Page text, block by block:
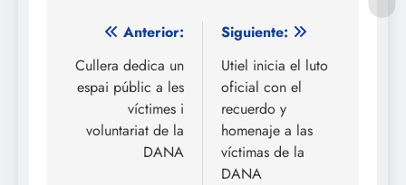
Navegación
de
entradas
Anterior:
Cullera dedica un
espai públic a les
víctimes i
voluntariat de la
DANA
Siguiente:
Utiel inicia el luto
oficial con el
recuerdo y
homenaje a las
víctimas de la
DANA